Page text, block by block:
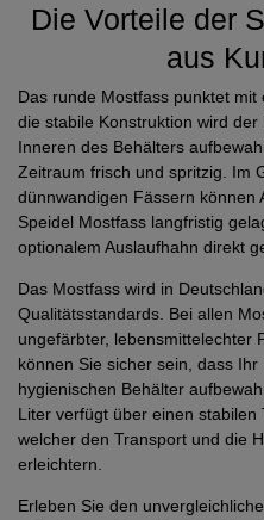
Die Vorteile der
aus
Das runde Mostfass punktet
die stabile Konstruktion wird
Inneren des Behälters
Zeitraum frisch und spritzig. Im
dünnwandigen Fässern können
Speidel Mostfass langfristig
optionalem Auslaufhahn direkt
Das Mostfass wird in
Qualitätsstandards. Bei allen
ungefärbter, lebensmittelechter
können Sie sicher sein, dass
hygienischen Behälter
Liter verfügt über einen stabilen
welcher den Transport und die
erleichtern.
Erleben Sie den